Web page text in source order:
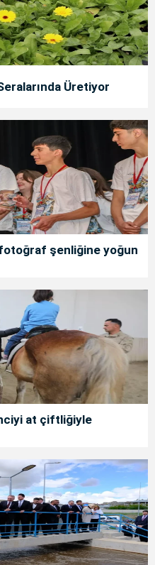
Üretiyor
şenliğine yoğun
at çiftliğiyle